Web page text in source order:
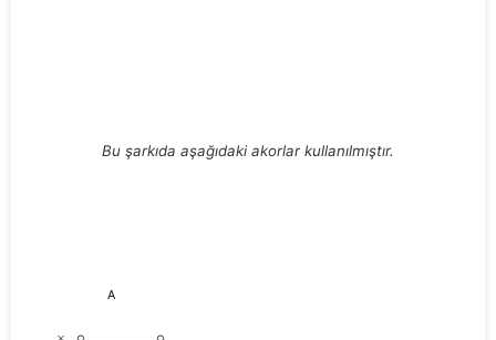
Bu şarkıda aşağıdaki akorlar kullanılmıştır.
A